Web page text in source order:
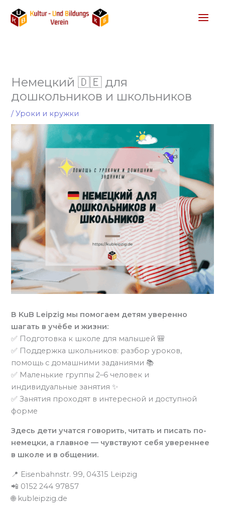
содержимому
Немецкий 🇩🇪 для
дошкольников и школьников
/Уроки и кружки
В KuB Leipzig мы помогаем детям уверенно
шагать в учёбе и жизни:
✅ Подготовка к школе для малышей 🎒
✅ Поддержка школьников: разбор уроков,
помощь с домашними заданиями 📚
✅ Маленькие группы 2–6 человек и
индивидуальные занятия ✨
✅ Занятия проходят в интересной и доступной
форме
Здесь дети учатся говорить, читать и писать по-
немецки, а главное — чувствуют себя увереннее
в школе и в общении.
📍 Eisenbahnstr. 99, 04315 Leipzig
📲 0152 244 97857
🌐 kubleipzig.de